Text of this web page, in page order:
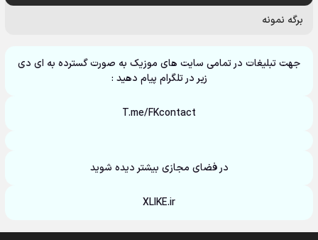
برگه نمونه
جهت تبلیغات در تمامی سایت های موزیک به صورت گسترده به ای دی
زیر در تلگرام پیام دهید :
T.me/FKcontact
در فضای مجازی بیشتر دیده شوید
XLIKE.ir